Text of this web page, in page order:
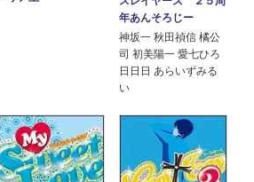
年あんそろじー
神坂一 秋田禎信 橘公
司 初美陽一 愛七ひろ
日日日 あらいずみる
い